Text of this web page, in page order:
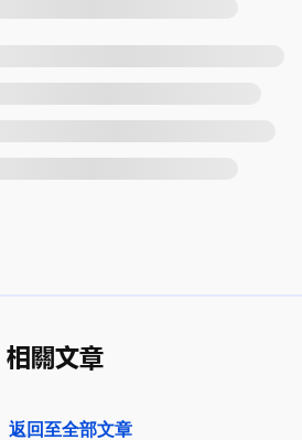
相關文章
返回至全部文章